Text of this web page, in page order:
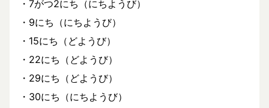
・7がつ2にち（にちようび）
・9にち（にちようび）
・15にち（どようび）
・22にち（どようび）
・29にち（どようび）
・30にち（にちようび）